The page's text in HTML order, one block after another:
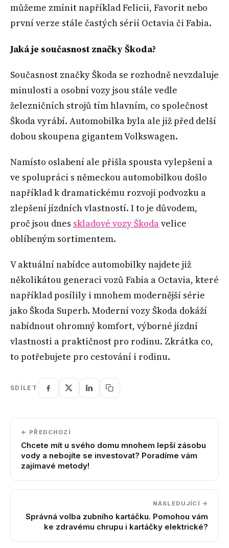
můžeme zmínit například Felicii, Favorit nebo
první verze stále častých sérií Octavia či Fabia.
Jaká je současnost značky Škoda?
Současnost značky Škoda se rozhodně nevzdaluje
minulosti a osobní vozy jsou stále vedle
železničních strojů tím hlavním, co společnost
Škoda vyrábí. Automobilka byla ale již před delší
dobou skoupena gigantem Volkswagen.
Namísto oslabení ale přišla spousta vylepšení a
ve spolupráci s německou automobilkou došlo
například k dramatickému rozvoji podvozku a
zlepšení jízdních vlastností. I to je důvodem,
proč jsou dnes skladové vozy Škodavelice
oblíbeným sortimentem.
V aktuální nabídce automobilky najdete již
několikátou generaci vozů Fabia a Octavia, které
například posílily i mnohem modernější série
jako Škoda Superb. Moderní vozy Škoda dokáží
nabídnout ohromný komfort, výborné jízdní
vlastnosti a praktičnost pro rodinu. Zkrátka co,
to potřebujete pro cestování i rodinu.
SDÍLET
← PŘEDCHOZÍ
Chcete mít u svého domu mnohem lepší zásobu
vody a nebojíte se investovat? Poradíme vám
zajímavé metody!
NÁSLEDUJÍCÍ →
Správná volba zubního kartáčku. Pomohou vám
ke zdravému chrupu i kartáčky elektrické?